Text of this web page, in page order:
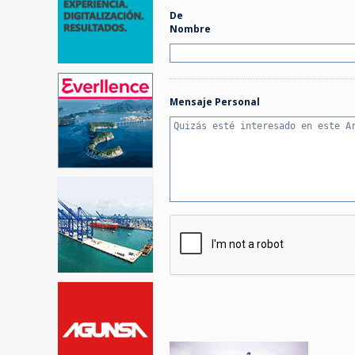
De
Nombre
Mensaje Personal